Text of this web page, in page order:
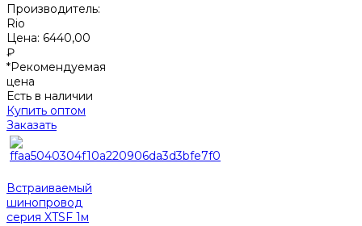
Производитель:
Rio
Цена: 6440,00
₽
*Рекомендуемая
цена
Есть в наличии
Купить оптом
Заказать
Встраиваемый
шинопровод
серия XTSF 1м